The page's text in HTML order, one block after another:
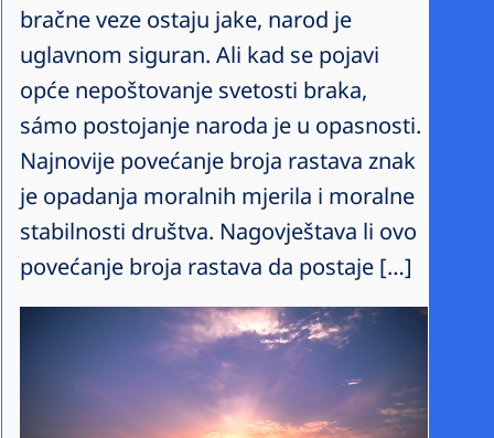
bračne veze ostaju jake, narod je
uglavnom siguran. Ali kad se pojavi
opće nepoštovanje svetosti braka,
sámo postojanje naroda je u opasnosti.
Najnovije povećanje broja rastava znak
je opadanja moralnih mjerila i moralne
stabilnosti društva. Nagovještava li ovo
povećanje broja rastava da postaje […]